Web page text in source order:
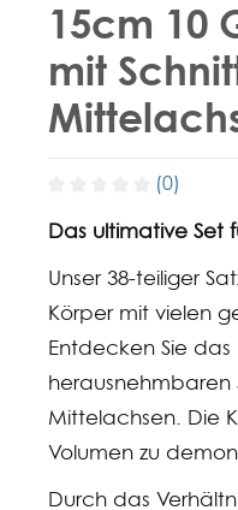
15cm 10
mit
(0)
Das ultimative Set
Unser 38-teiliger
Körper mit vielen
Entdecken Sie
herausnehmbaren
Mittelachsen. Die
Volumen zu
Durch das